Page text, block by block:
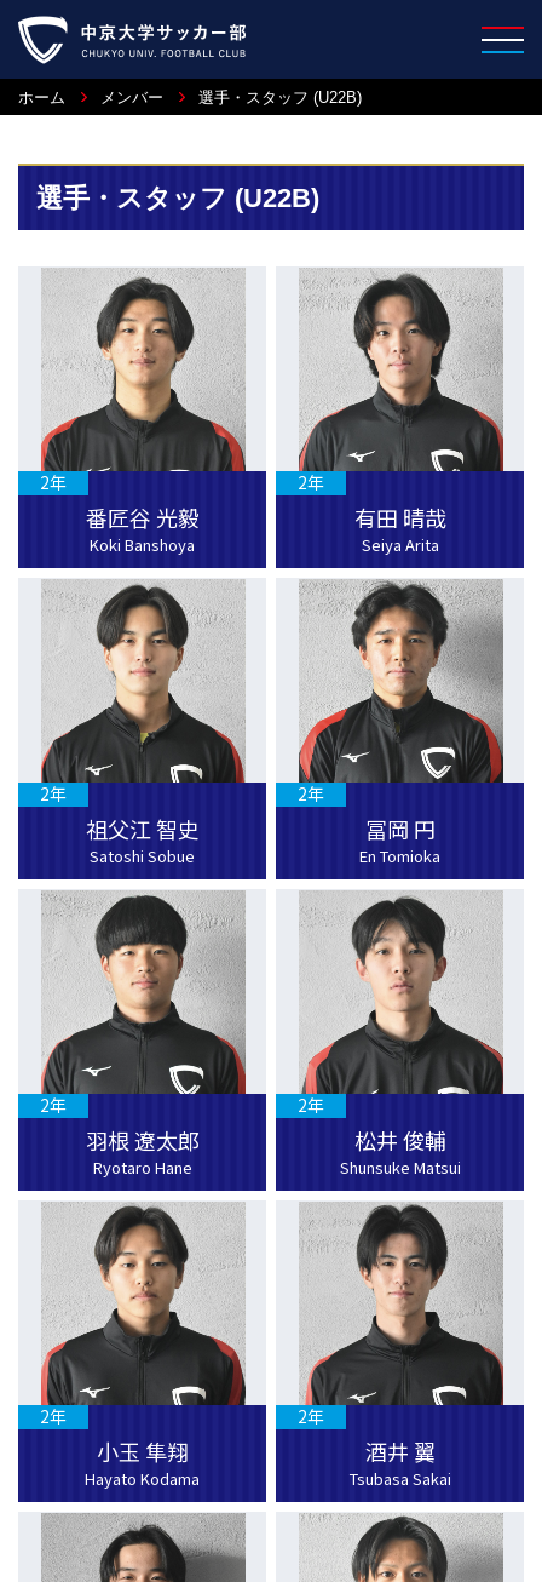
ホーム メンバー 選手・スタッフ (U22B)
選手・スタッフ (U22B)
番匠谷 光毅
Koki Banshoya
2年
有田 晴哉
Seiya Arita
2年
祖父江 智史
Satoshi Sobue
2年
冨岡 円
En Tomioka
2年
羽根 遼太郎
Ryotaro Hane
2年
松井 俊輔
Shunsuke Matsui
2年
小玉 隼翔
Hayato Kodama
2年
酒井 翼
Tsubasa Sakai
2年